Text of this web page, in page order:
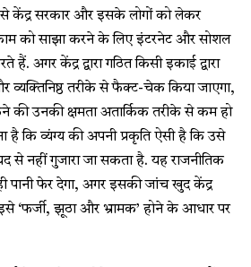
से केंद्र सरकार और इसके लोगों को लेकर
को साझा करने के लिए इंटरनेट और सोशल
हैं. अगर केंद्र द्वारा गठित किसी इकाई द्वारा
व्यक्तिनिष्ठ तरीके से फैक्ट-चेक किया जाएगा,
की उनकी क्षमता अतार्किक तरीके से कम हो
है कि व्यंग्य की अपनी प्रकृति ऐसी है कि उसे
नहीं गुजारा जा सकता है. यह राजनीतिक
पानी फेर देगा, अगर इसकी जांच खुद केंद्र
इसे ‘फर्जी, झूठा और भ्रामक’ होने के आधार पर